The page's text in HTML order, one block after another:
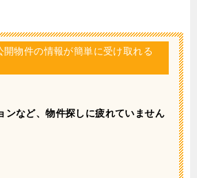
開物件の情報が簡単に受け取れる
ンなど、物件探しに疲れていません